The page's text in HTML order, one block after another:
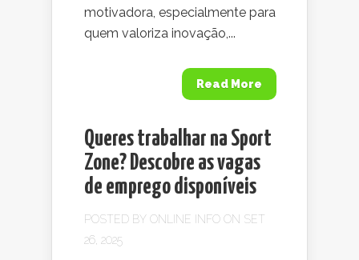
motivadora, especialmente para
quem valoriza inovação,...
Read More
Queres trabalhar na Sport
Zone? Descobre as vagas
de emprego disponíveis
POSTED BY ONLINE INFO ON SET
26, 2025